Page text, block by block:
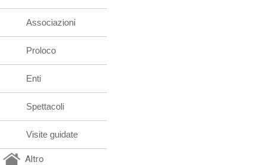
Associazioni
Proloco
Enti
Spettacoli
Visite guidate
Altro